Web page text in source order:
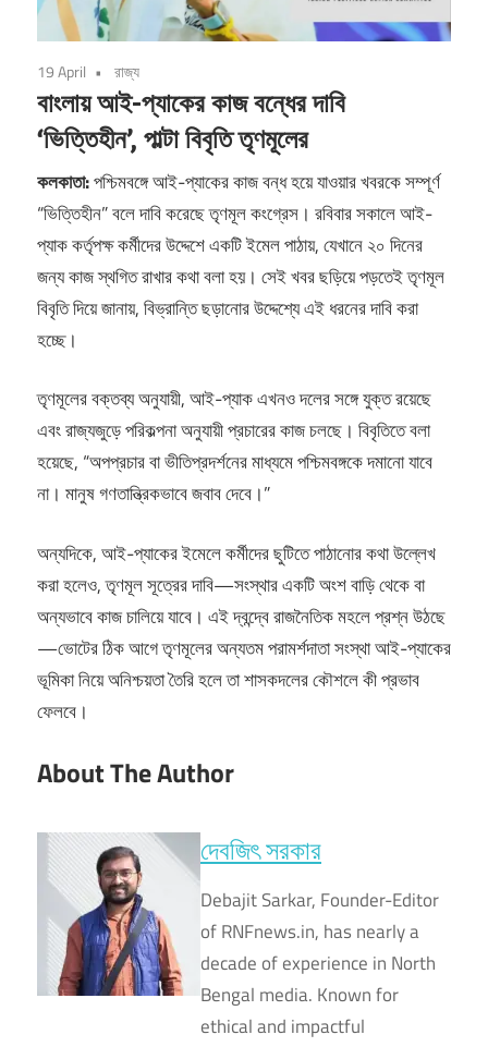
19 April রাজ্য
বাংলায় আই-প্যাকের কাজ বন্ধের দাবি
‘ভিত্তিহীন’, পাল্টা বিবৃতি তৃণমূলের
কলকাতা:পশ্চিমবঙ্গে আই-প্যাকের কাজ বন্ধ হয়ে যাওয়ার খবরকে সম্পূর্ণ
“ভিত্তিহীন” বলে দাবি করেছে তৃণমূল কংগ্রেস। রবিবার সকালে আই-
প্যাক কর্তৃপক্ষ কর্মীদের উদ্দেশে একটি ইমেল পাঠায়, যেখানে ২০ দিনের
জন্য কাজ স্থগিত রাখার কথা বলা হয়। সেই খবর ছড়িয়ে পড়তেই তৃণমূল
বিবৃতি দিয়ে জানায়, বিভ্রান্তি ছড়ানোর উদ্দেশ্যে এই ধরনের দাবি করা
হচ্ছে।
তৃণমূলের বক্তব্য অনুযায়ী, আই-প্যাক এখনও দলের সঙ্গে যুক্ত রয়েছে
এবং রাজ্যজুড়ে পরিকল্পনা অনুযায়ী প্রচারের কাজ চলছে। বিবৃতিতে বলা
হয়েছে, “অপপ্রচার বা ভীতিপ্রদর্শনের মাধ্যমে পশ্চিমবঙ্গকে দমানো যাবে
না। মানুষ গণতান্ত্রিকভাবে জবাব দেবে।”
অন্যদিকে, আই-প্যাকের ইমেলে কর্মীদের ছুটিতে পাঠানোর কথা উল্লেখ
করা হলেও, তৃণমূল সূত্রের দাবি—সংস্থার একটি অংশ বাড়ি থেকে বা
অন্যভাবে কাজ চালিয়ে যাবে। এই দ্বন্দ্বে রাজনৈতিক মহলে প্রশ্ন উঠছে
—ভোটের ঠিক আগে তৃণমূলের অন্যতম পরামর্শদাতা সংস্থা আই-প্যাকের
ভূমিকা নিয়ে অনিশ্চয়তা তৈরি হলে তা শাসকদলের কৌশলে কী প্রভাব
ফেলবে।
About The Author
দেবজিৎ সরকার
Debajit Sarkar, Founder-Editor
of RNFnews.in, has nearly a
decade of experience in North
Bengal media. Known for
ethical and impactful